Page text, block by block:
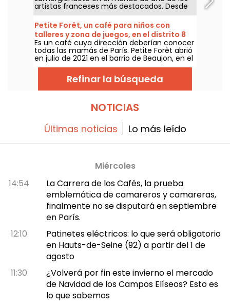
artistas franceses más destacados. Desde
el 11 de abril hasta el 6 de septiembre de
2026, el Museo Rodin abre las puertas de su
Ateliér Rodin para que los pequeños
exploradores descubran el fascinante
mundo de la escultura. No te pierdas las
novedades que trae esta temporada 2026.
Petite Forêt, un café para niños con
talleres y zona de juegos, en el distrito 8
Es un café cuya dirección deberían conocer
todas las mamás de París. Petite Forêt abrió
en julio de 2021 en el barrio de Beaujon, en el
distrito 8, y ofrece un espacio familiar con
cafetería, talleres y una pequeña zona de
Refinar la búsqueda
NOTICIAS
Últimas noticias Lo más leído
Miércoles
14:54
La Carrera de los Cafés, la prueba
emblemática de camareros y camareras,
finalmente no se disputará en septiembre
en París.
12:10
Patinetes eléctricos: lo que será obligatorio
en Hauts-de-Seine (92) a partir del 1 de
agosto
11:30
¿Volverá por fin este invierno el mercado
de Navidad de los Campos Elíseos? Esto es
lo que sabemos